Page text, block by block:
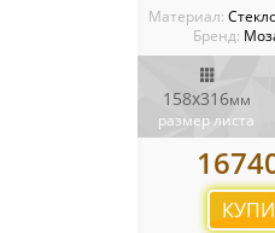
Материал:
Бренд:
158x316мм
размер листа